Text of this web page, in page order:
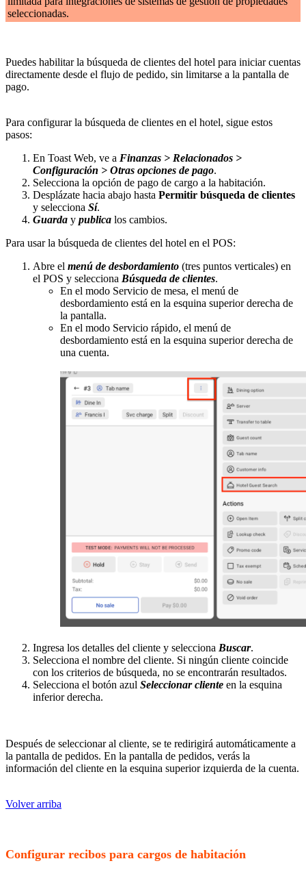
seleccionadas.
Puedes habilitar la búsqueda de clientes del hotel para iniciar cuentas
directamente desde el flujo de pedido, sin limitarse a la pantalla de
pago.
Para configurar la búsqueda de clientes en el hotel, sigue estos
pasos:
En Toast Web, ve a Finanzas > Relacionados >
Configuración > Otras opciones de pago.
Selecciona la opción de pago de cargo a la habitación.
Desplázate hacia abajo hasta Permitir búsqueda de clientes
y selecciona Sí.
Guarda y publica los cambios.
Para usar la búsqueda de clientes del hotel en el POS:
Abre el menú de desbordamiento (tres puntos verticales) en
el POS y selecciona Búsqueda de clientes.
En el modo Servicio de mesa, el menú de
desbordamiento está en la esquina superior derecha de
la pantalla.
En el modo Servicio rápido, el menú de
desbordamiento está en la esquina superior derecha de
una cuenta.
Ingresa los detalles del cliente y selecciona Buscar.
Selecciona el nombre del cliente. Si ningún cliente coincide
con los criterios de búsqueda, no se encontrarán resultados.
Selecciona el botón azul Seleccionar cliente en la esquina
inferior derecha.
Después de seleccionar al cliente, se te redirigirá automáticamente a
la pantalla de pedidos. En la pantalla de pedidos, verás la
información del cliente en la esquina superior izquierda de la cuenta.
Volver arriba
Configurar recibos para cargos de habitación